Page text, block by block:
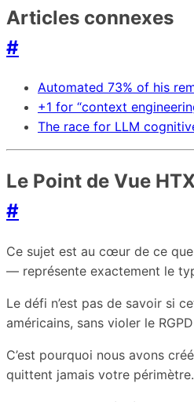
Articles connexes
#
Automated 73% of his
+1 for “context
The race for LLM
Le Point de Vue
#
Ce sujet est au cœur de ce
— représente exactement le
Le défi n’est pas de savoir si
américains, sans violer le
C’est pourquoi nous avons créé
quittent jamais votre périmètre.